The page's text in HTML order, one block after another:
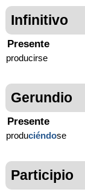
Infinitivo
Presente
producirse
Gerundio
Presente
produciéndose
Participio